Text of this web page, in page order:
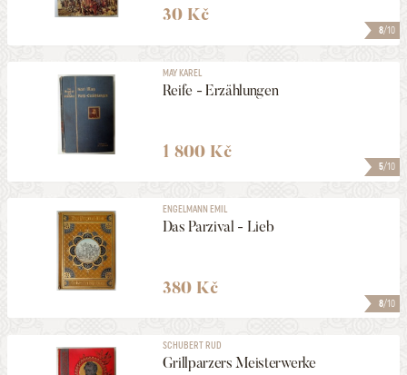
8/10
30 Kč
5/10
MAY KAREL
Reife - Erzählungen
1 800 Kč
8/10
ENGELMANN EMIL
Das Parzival - Lieb
380 Kč
SCHUBERT RUD
Grillparzers Meisterwerke